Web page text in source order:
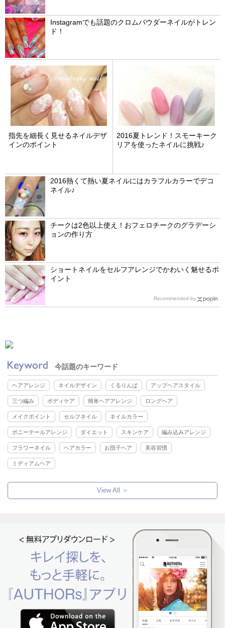
Instagramでも話題のクロムパウダーネイルがトレン
ド！
指先を細長く見せるネイルデザ
インのポイント
2016夏トレンド！スモーキーク
リアを使ったネイルに挑戦♪
2016熱くて熱い夏ネイルにはカラフルカラーでデコ
ネイル♪
チークは2色以上使え！おフェロチークのグラデーシ
ョンの作り方
ショートネイルをセルフアレンジでかわいく魅せるポ
イント
Recommended by
今話題のキーワード
ヘアアレンジ ネイルデザイン くるりんぱ アップヘアスタイル
三つ編み ボディケア 簡単ヘアアレンジ ロングヘア
メイクポイント セルフネイル ネイルカラー
ポニーテールアレンジ ダイエット スキンケア 編み込みアレンジ
フラワーネイル ヘアカラー お団子ヘア 美容習慣
ミディアムヘア
View All ＞